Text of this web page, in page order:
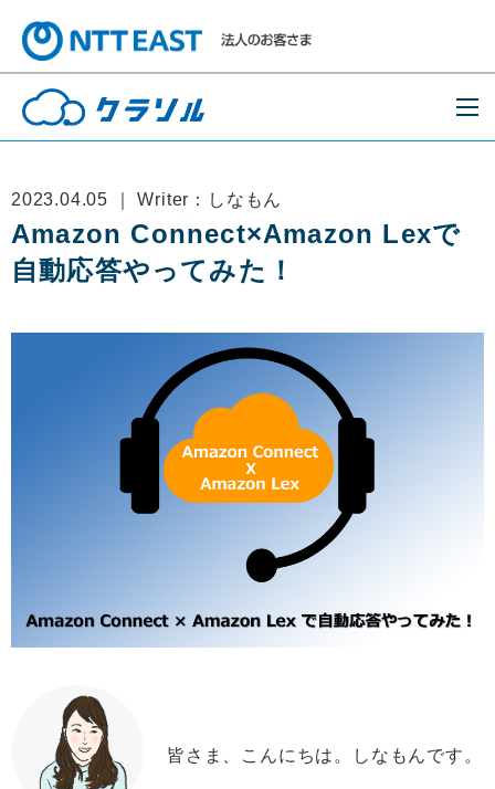
2023.04.05 ｜ Writer：しなもん
Amazon Connect×Amazon Lexで
自動応答やってみた！
皆さま、こんにちは。しなもんです。